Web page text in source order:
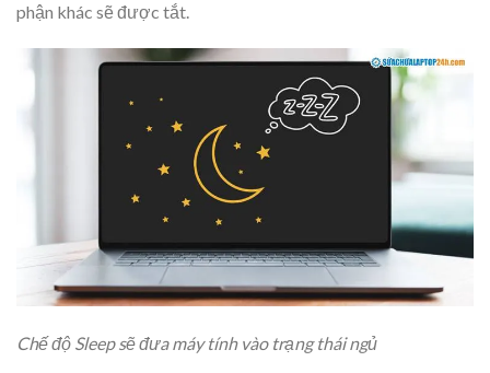
phận khác sẽ được tắt.
Chế độ Sleep sẽ đưa máy tính vào trạng thái ngủ